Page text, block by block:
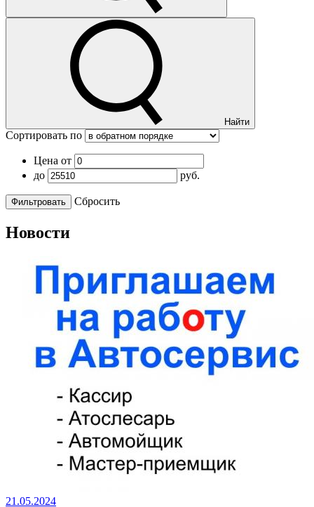
Найти
Сортировать по
Цена от
до
руб.
Cбросить
Новости
21.05.2024